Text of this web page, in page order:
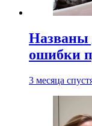
Названы
ошибки
3 месяца